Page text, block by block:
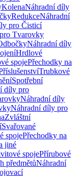
KolenaNáhradní díly
RedukceNáhradní
pro Čisticí
Tvarovky
Náhradní díly
Hrdlové
spojePřechodky na
Trubkové
Spotřební
díly pro
Náhradní díly
Náhradní díly pro
Zvláštní
Svařované
spojePřechodky na
jiné
spojePřírubové
předmětůNáhradní